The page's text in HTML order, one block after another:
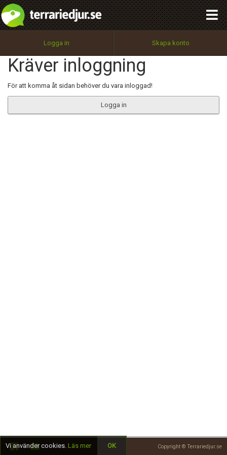
Logga in Skapa konto
Kräver inloggning
För att komma åt sidan behöver du vara inloggad!
Logga in
Copyright © Terrariedjur.se
Utför
100%
OK
integritetspolicy
Namn:
Epost:
Begär nytt lösenord
Tillbaka till förstasidan
Vi använder cookies. Läs mer OK